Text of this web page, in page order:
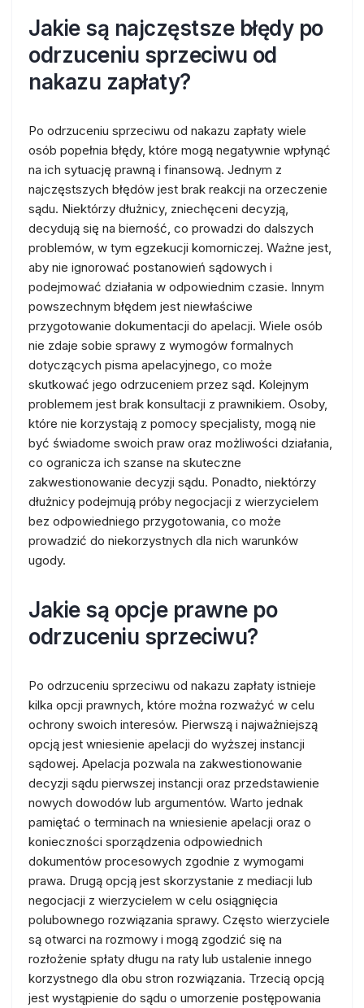
Jakie są najczęstsze błędy po
odrzuceniu sprzeciwu od
nakazu zapłaty?
Po odrzuceniu sprzeciwu od nakazu zapłaty wiele
osób popełnia błędy, które mogą negatywnie wpłynąć
na ich sytuację prawną i finansową. Jednym z
najczęstszych błędów jest brak reakcji na orzeczenie
sądu. Niektórzy dłużnicy, zniechęceni decyzją,
decydują się na bierność, co prowadzi do dalszych
problemów, w tym egzekucji komorniczej. Ważne jest,
aby nie ignorować postanowień sądowych i
podejmować działania w odpowiednim czasie. Innym
powszechnym błędem jest niewłaściwe
przygotowanie dokumentacji do apelacji. Wiele osób
nie zdaje sobie sprawy z wymogów formalnych
dotyczących pisma apelacyjnego, co może
skutkować jego odrzuceniem przez sąd. Kolejnym
problemem jest brak konsultacji z prawnikiem. Osoby,
które nie korzystają z pomocy specjalisty, mogą nie
być świadome swoich praw oraz możliwości działania,
co ogranicza ich szanse na skuteczne
zakwestionowanie decyzji sądu. Ponadto, niektórzy
dłużnicy podejmują próby negocjacji z wierzycielem
bez odpowiedniego przygotowania, co może
prowadzić do niekorzystnych dla nich warunków
ugody.
Jakie są opcje prawne po
odrzuceniu sprzeciwu?
Po odrzuceniu sprzeciwu od nakazu zapłaty istnieje
kilka opcji prawnych, które można rozważyć w celu
ochrony swoich interesów. Pierwszą i najważniejszą
opcją jest wniesienie apelacji do wyższej instancji
sądowej. Apelacja pozwala na zakwestionowanie
decyzji sądu pierwszej instancji oraz przedstawienie
nowych dowodów lub argumentów. Warto jednak
pamiętać o terminach na wniesienie apelacji oraz o
konieczności sporządzenia odpowiednich
dokumentów procesowych zgodnie z wymogami
prawa. Drugą opcją jest skorzystanie z mediacji lub
negocjacji z wierzycielem w celu osiągnięcia
polubownego rozwiązania sprawy. Często wierzyciele
są otwarci na rozmowy i mogą zgodzić się na
rozłożenie spłaty długu na raty lub ustalenie innego
korzystnego dla obu stron rozwiązania. Trzecią opcją
jest wystąpienie do sądu o umorzenie postępowania